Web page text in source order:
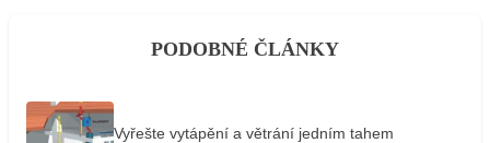
PODOBNÉ ČLÁNKY
Vyřešte vytápění a větrání jedním tahem